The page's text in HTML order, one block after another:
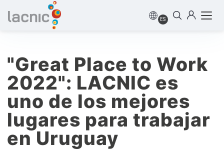
ES
"Great Place to Work
2022": LACNIC es
uno de los mejores
lugares para trabajar
en Uruguay